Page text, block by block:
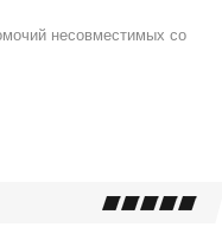
несовместимых со